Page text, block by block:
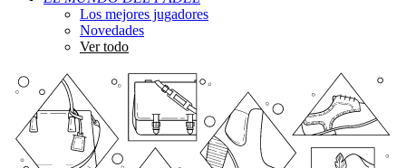
Los mejores jugadores
Novedades
Ver todo